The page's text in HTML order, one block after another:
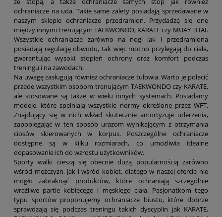
ochraniacze na uda. Takie same zalety posiadają sprzedawane w
naszym sklepie ochraniacze przedramion. Przydadzą się one
między innymi trenującym TAEKWONDO, KARATE czy MUAY THAI.
Wszystkie ochraniacze zarówno na nogi jak i przedramiona
posiadają regulację obwodu, tak więc mocno przylegają do ciała,
gwarantując wysoki stopień ochrony oraz komfort podczas
treningu i na zawodach.
Na uwagę zasługują również ochraniacze tułowia. Warto je polecić
przede wszystkim osobom trenującym TAEKWONDO czy KARATE,
ale stosowane są także w wielu innych systemach. Posiadamy
modele, które spełniają wszystkie normy określone przez WFT.
Znajdujący się w nich wkład skutecznie amortyzuje uderzenia,
zapobiegając w ten sposób urazom wynikającym z otrzymania
ciosów skierowanych w korpus. Poszczególne ochraniacze
dostępne są w kilku rozmiarach, co umożliwia idealne
dopasowanie ich do wzrostu użytkowników.
Sporty walki cieszą się obecnie dużą popularnością zarówno
wśród mężczyzn, jak i wśród kobiet, dlatego w naszej ofercie nie
mogło zabraknąć produktów, które ochraniają szczególnie
wrażliwe partie kobiecego i męskiego ciała. Pasjonatkom tego
typu sportów proponujemy ochraniacze biustu, które dobrze
sprawdzają się podczas treningu takich dyscyplin jak KARATE,